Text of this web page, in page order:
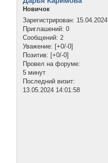
Новичок
Зарегистрирован: 15.04.2024
Приглашений: 0
Сообщений: 2
Уважение:
[+0/-0]
Позитив:
[+0/-0]
Провел на форуме:
5 минут
Последний визит:
13.05.2024 14:01:58